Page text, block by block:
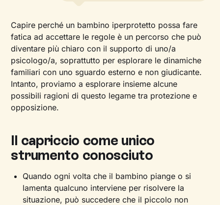
Capire perché un bambino iperprotetto possa fare
fatica ad accettare le regole è un percorso che può
diventare più chiaro con il supporto di uno/a
psicologo/a, soprattutto per esplorare le dinamiche
familiari con uno sguardo esterno e non giudicante.
Intanto, proviamo a esplorare insieme alcune
possibili ragioni di questo legame tra protezione e
opposizione.
Il capriccio come unico
strumento conosciuto
Quando ogni volta che il bambino piange o si
lamenta qualcuno interviene per risolvere la
situazione, può succedere che il piccolo non